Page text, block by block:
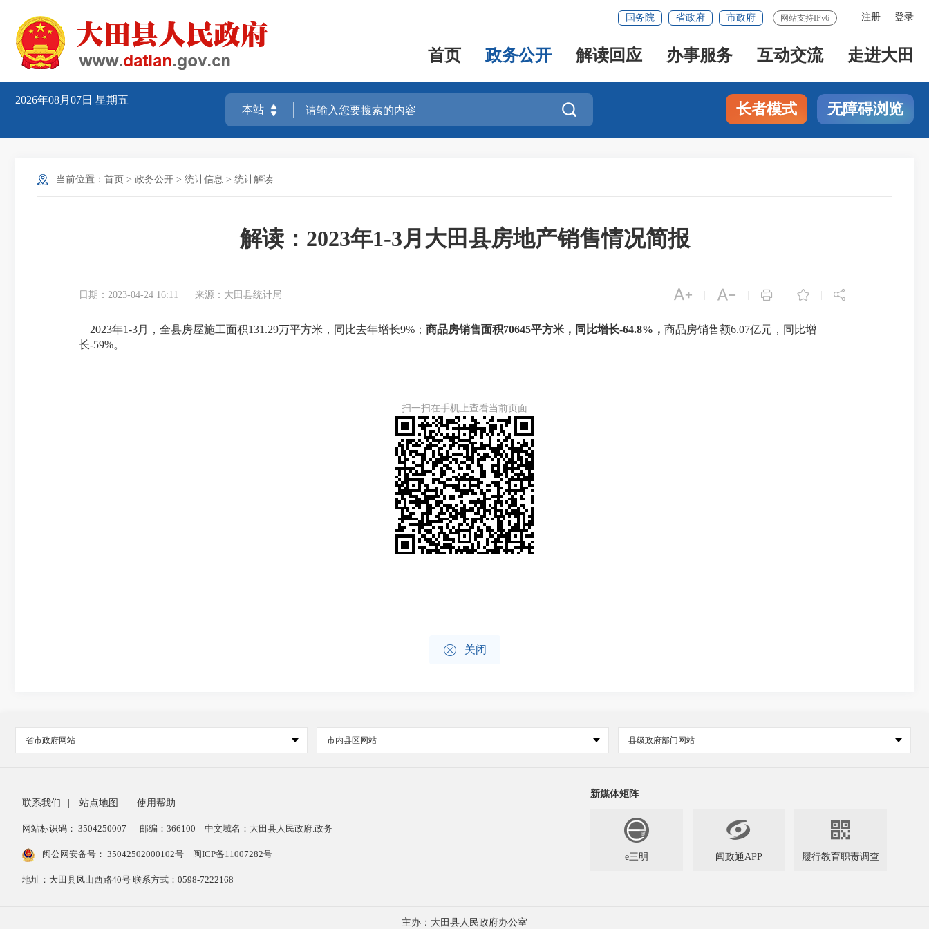
注册 登录
国务院 省政府 市政府 网站支持IPv6
首页 政务公开 解读回应 办事服务 互动交流 走进大田
2026年08月07日 星期五
 长者模式 无障碍浏览
当前位置： 首页 > 政务公开 > 统计信息 > 统计解读
解读：2023年1-3月大田县房地产销售情况简报
日期：2023-04-24 16:11 来源：大田县统计局     
2023年1-3月 ， 全县房屋施工面积131.29万平方米，同比去年增长9%； 商品房销售面积70645平方米，同比增长-64.8%， 商品房销售额6.07亿元，同比增
长-59%。
扫一扫在手机上查看当前页面
 关闭
省市政府网站 市内县区网站 县级政府部门网站
联系我们 站点地图 使用帮助
网站标识码： 3504250007 邮编：366100 中文域名：大田县人民政府.政务
闽公网安备号： 35042502000102号 闽ICP备11007282号
地址：大田县凤山西路40号 联系方式：0598-7222168
新媒体矩阵
e三明

闽政通APP

履行教育职责调查
主办：大田县人民政府办公室